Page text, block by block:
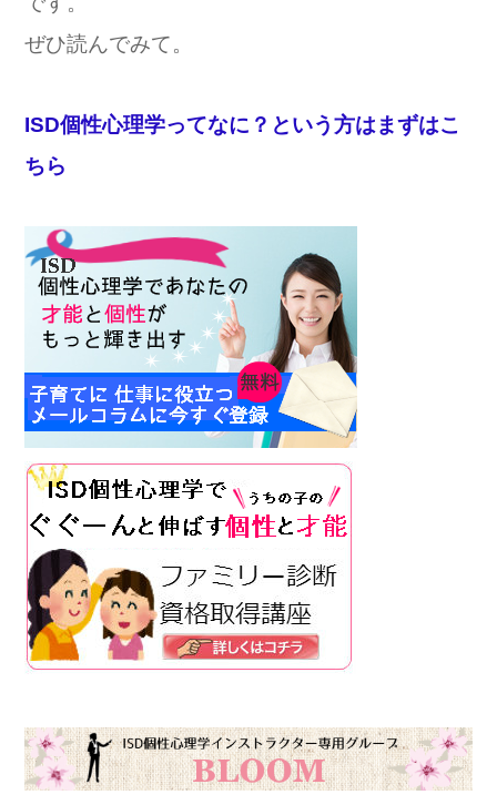
ぜひ読んでみて。
ISD個性心理学ってなに？という方はまずはこ
ちら